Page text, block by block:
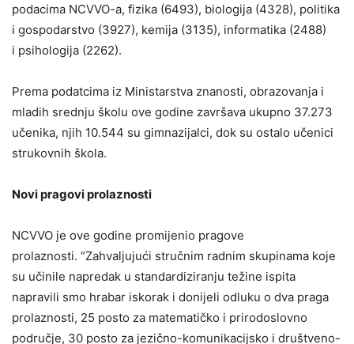
podacima NCVVO-a, fizika (6493), biologija (4328), politika
i gospodarstvo (3927), kemija (3135), informatika (2488)
i psihologija (2262).
Prema podatcima iz Ministarstva znanosti, obrazovanja i
mladih srednju školu ove godine završava ukupno 37.273
učenika, njih 10.544 su gimnazijalci, dok su ostalo učenici
strukovnih škola.
Novi pragovi prolaznosti
NCVVO je ove godine promijenio pragove
prolaznosti. “Zahvaljujući stručnim radnim skupinama koje
su učinile napredak u standardiziranju težine ispita
napravili smo hrabar iskorak i donijeli odluku o dva praga
prolaznosti, 25 posto za matematičko i prirodoslovno
područje, 30 posto za jezično-komunikacijsko i društveno-